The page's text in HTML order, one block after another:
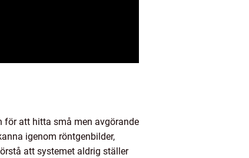
att hitta små men avgörande
igenom röntgenbilder,
att systemet aldrig ställer